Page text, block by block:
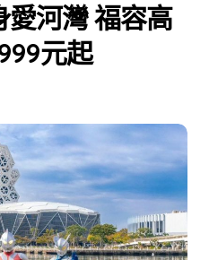
愛河灣 福容高
元起